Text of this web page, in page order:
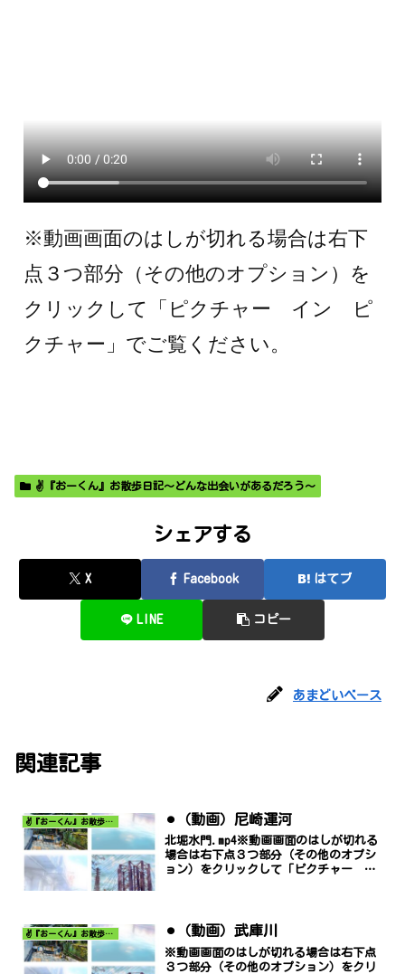
※動画画面のはしが切れる場合は右下
点３つ部分（その他のオプション）を
クリックして「ピクチャー イン ピ
クチャー」でご覧ください。
✌️『おーくん』お散歩日記〜どんな出会いがあるだろう〜
シェアする
X Facebook はてブ
LINE コピー
あまどいベース
関連記事
✌️『おーくん』お散歩日記〜どんな出会いがあるだろう〜 ⚫︎（動画）尼崎運河
北堀水門.mp4※動画画面のはしが切れる
場合は右下点３つ部分（その他のオプシ
ョン）をクリックして「ピクチャー イ
✌️『おーくん』お散歩日記〜どんな出会いがあるだろう〜 ⚫︎（動画）武庫川
※動画画面のはしが切れる場合は右下点
３つ部分（その他のオプション）をクリ